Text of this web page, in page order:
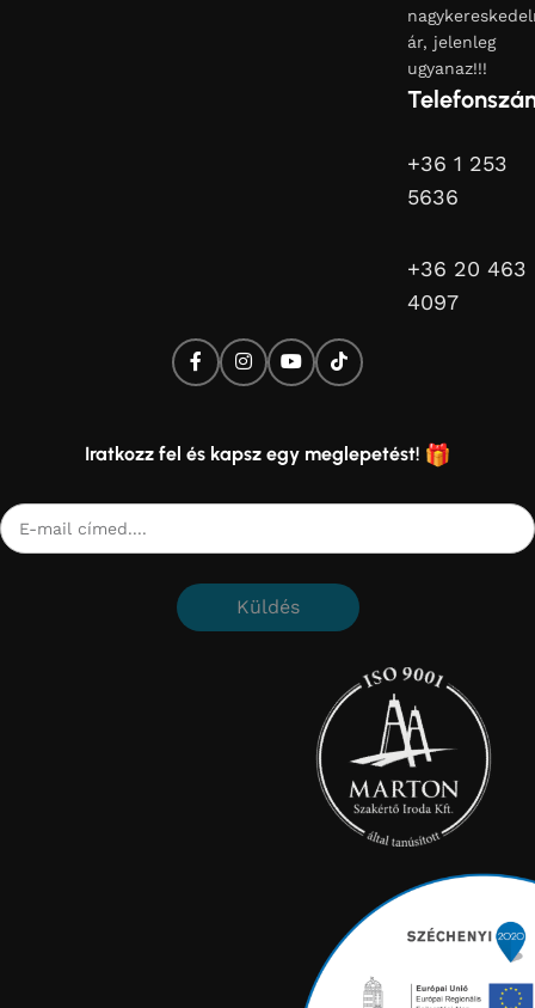
ár, jelenleg
ugyanaz!!!
+36 1 253
5636
+36 20 463
4097
Iratkozz fel és kapsz egy meglepetést!
Küldés